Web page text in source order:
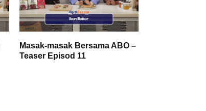
Masak-masak Bersama ABO –
Teaser Episod 11